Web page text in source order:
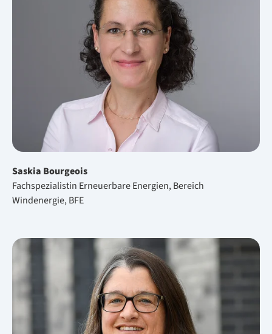
Saskia Bourgeois
Fachspezialistin Erneuerbare Energien, Bereich
Windenergie, BFE